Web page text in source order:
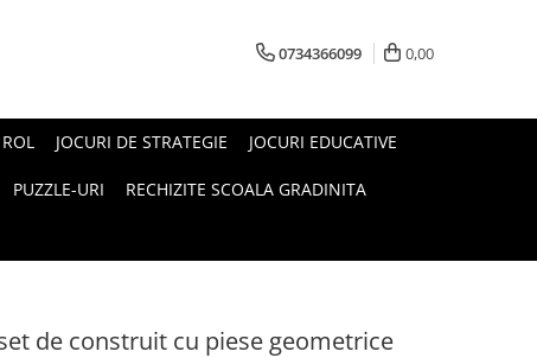
0734366099 0,00
JOCURI DE STRATEGIE JOCURI EDUCATIVE
PUZZLE-URI RECHIZITE SCOALA GRADINITA
de construit cu piese geometrice